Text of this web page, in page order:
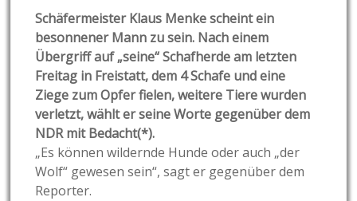
Schäfermeister Klaus Menke scheint ein
besonnener Mann zu sein. Nach einem
Übergriff auf „seine“ Schafherde am letzten
Freitag in Freistatt, dem 4 Schafe und eine
Ziege zum Opfer fielen, weitere Tiere wurden
verletzt, wählt er seine Worte gegenüber dem
NDR mit Bedacht(*).
„Es können wildernde Hunde oder auch „der
Wolf“ gewesen sein“, sagt er gegenüber dem
Reporter.